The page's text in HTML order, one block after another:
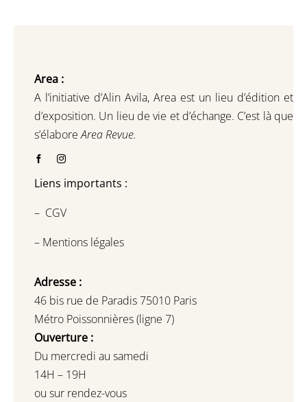
Area :
A l’initiative d’Alin Avila, Area est un lieu d’édition et
d’exposition. Un lieu de vie et d’échange. C’est là que
s’élaboreArea Revue.
Liens importants :
– CGV
– Mentions légales
Adresse :
46 bis rue de Paradis 75010 Paris
Métro Poissonnières (ligne 7)
Ouverture :
Du mercredi au samedi
14H – 19H
ou sur rendez-vous